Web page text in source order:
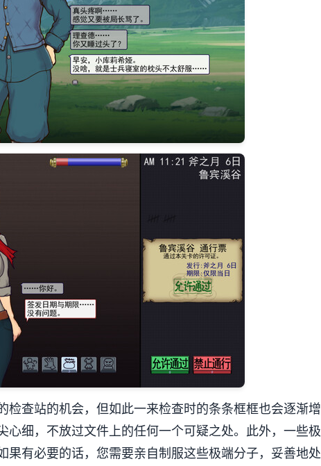
检查站的机会，但如此一来检查时的条条框框也会逐渐增
心细，不放过文件上的任何一个可疑之处。此外，一些极
有必要的话，您需要亲自制服这些极端分子，妥善地处